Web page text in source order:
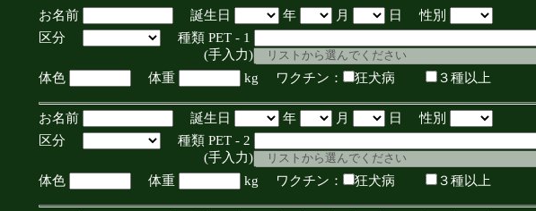
お名前 誕生日 年 月
日 性別
区分
種類 PET - 1
(手入力)
体色
体重 kg ワクチン： 狂犬病 ３種以上
お名前 誕生日 年 月
日 性別
区分
種類 PET - 2
(手入力)
体色
体重 kg ワクチン： 狂犬病 ３種以上